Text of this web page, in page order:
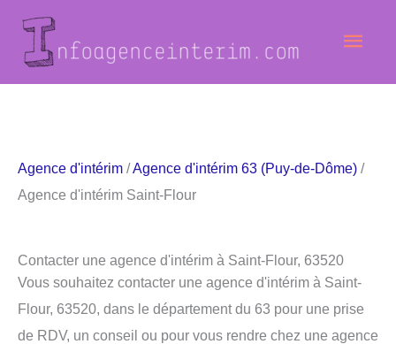
contenu
Agence d'intérim /Agence d'intérim 63 (Puy-de-Dôme) /
Agence d'intérim Saint-Flour
Contacter une agence d'intérim à Saint-Flour, 63520
Vous souhaitez contacter une agence d'intérim à Saint-
Flour, 63520, dans le département du 63 pour une prise
de RDV, un conseil ou pour vous rendre chez une agence